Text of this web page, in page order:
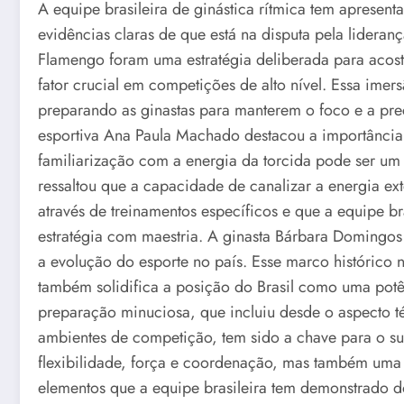
A equipe brasileira de ginástica rítmica tem
evidências claras de que está na disputa pela
Flamengo foram uma estratégia deliberada para
fator crucial em competições de alto nível. Essa
preparando as ginastas para manterem o foco e a
esportiva Ana Paula Machado destacou a
familiarização com a energia da torcida pode ser
ressaltou que a capacidade de canalizar a energia
através de treinamentos específicos e que a equipe
estratégia com maestria. A ginasta Bárbara
a evolução do esporte no país. Esse marco histórico
também solidifica a posição do Brasil como uma
preparação minuciosa, que incluiu desde o aspecto
ambientes de competição, tem sido a chave para o
flexibilidade, força e coordenação, mas também
elementos que a equipe brasileira tem